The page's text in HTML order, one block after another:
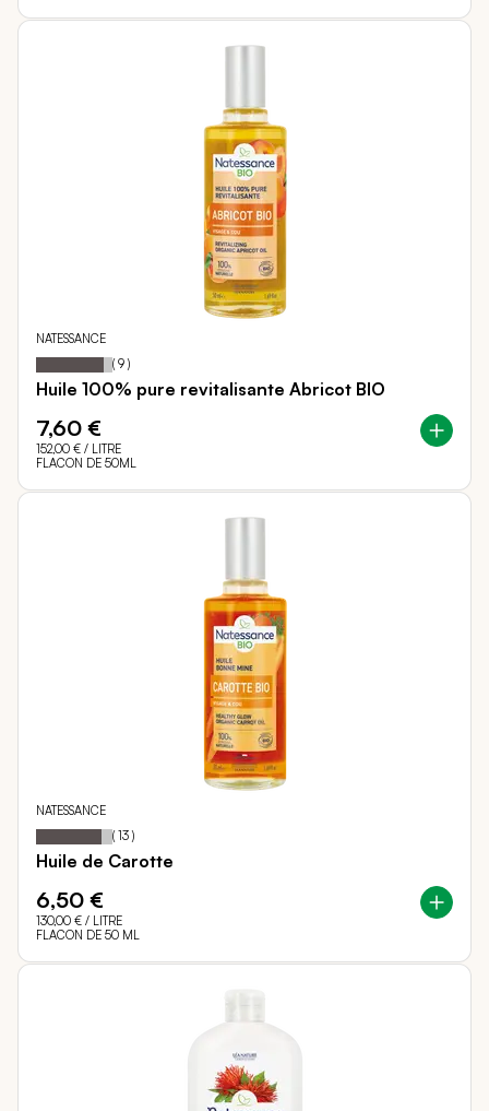
NATESSANCE
Notation: 89
% of
( 9 )
Huile 100% pure revitalisante Abricot BIO
7,60 €
152,00 € / LITRE
FLACON DE 50ML
NATESSANCE
Notation: 85
% of
( 13 )
Huile de Carotte
6,50 €
130,00 € / LITRE
FLACON DE 50 ML